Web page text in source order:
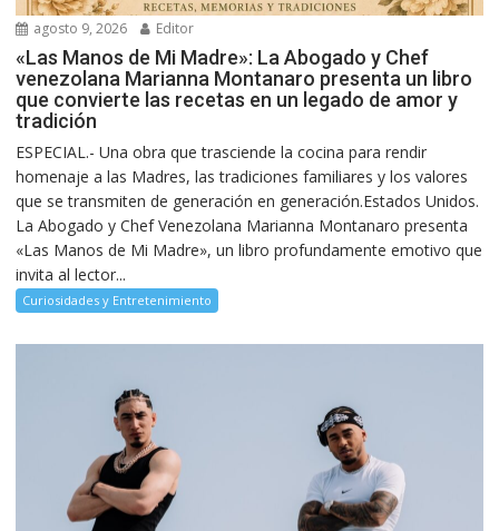
agosto 9, 2026 Editor
«Las Manos de Mi Madre»: La Abogado y Chef
venezolana Marianna Montanaro presenta un libro
que convierte las recetas en un legado de amor y
tradición
ESPECIAL.- Una obra que trasciende la cocina para rendir
homenaje a las Madres, las tradiciones familiares y los valores
que se transmiten de generación en generación.Estados Unidos.
La Abogado y Chef Venezolana Marianna Montanaro presenta
«Las Manos de Mi Madre», un libro profundamente emotivo que
invita al lector...
Curiosidades y Entretenimiento